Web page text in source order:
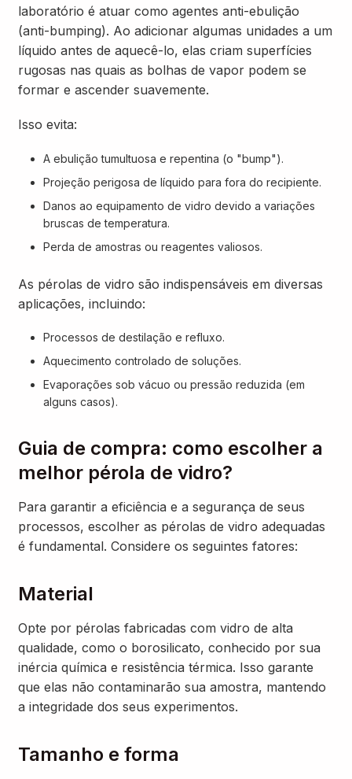
laboratório é atuar como agentes anti-ebulição
(anti-bumping). Ao adicionar algumas unidades a um
líquido antes de aquecê-lo, elas criam superfícies
rugosas nas quais as bolhas de vapor podem se
formar e ascender suavemente.
Isso evita:
A ebulição tumultuosa e repentina (o "bump").
Projeção perigosa de líquido para fora do recipiente.
Danos ao equipamento de vidro devido a variações
bruscas de temperatura.
Perda de amostras ou reagentes valiosos.
As pérolas de vidro são indispensáveis em diversas
aplicações, incluindo:
Processos de destilação e refluxo.
Aquecimento controlado de soluções.
Evaporações sob vácuo ou pressão reduzida (em
alguns casos).
Guia de compra: como escolher a
melhor pérola de vidro?
Para garantir a eficiência e a segurança de seus
processos, escolher as pérolas de vidro adequadas
é fundamental. Considere os seguintes fatores:
Material
Opte por pérolas fabricadas com vidro de alta
qualidade, como o borosilicato, conhecido por sua
inércia química e resistência térmica. Isso garante
que elas não contaminarão sua amostra, mantendo
a integridade dos seus experimentos.
Tamanho e forma